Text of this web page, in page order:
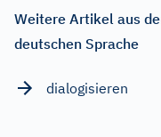
Weitere Artikel aus
deutschen Sprache
dialogisieren